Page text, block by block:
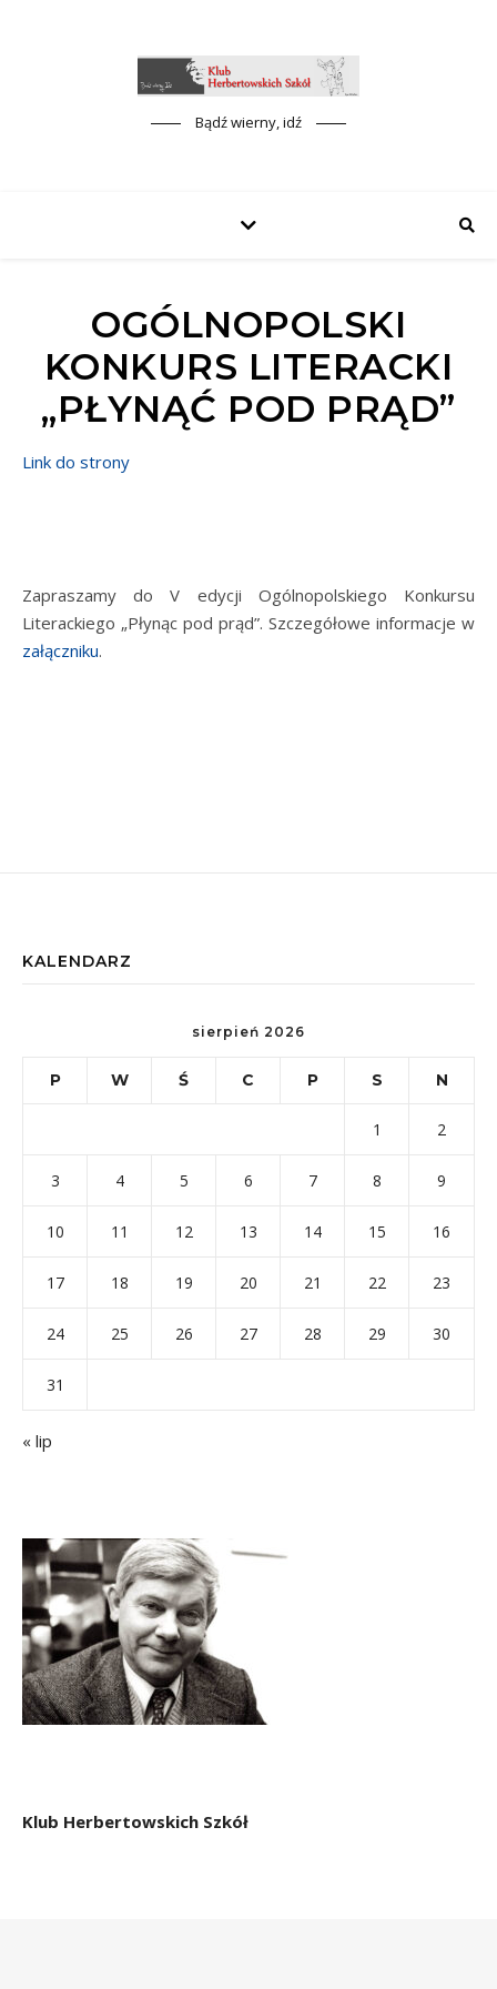
Bądź wierny, idź
OGÓLNOPOLSKI
KONKURS LITERACKI
„PŁYNĄĆ POD PRĄD”
Link do strony
Zapraszamy do V edycji Ogólnopolskiego Konkursu
Literackiego „Płynąc pod prąd”. Szczegółowe informacje w
załączniku.
KALENDARZ
sierpień 2026
P W Ś C P S N
1 2
3 4 5 6 7 8 9
10 11 12 13 14 15 16
17 18 19 20 21 22 23
24 25 26 27 28 29 30
31
« lip
Klub Herbertowskich Szkół